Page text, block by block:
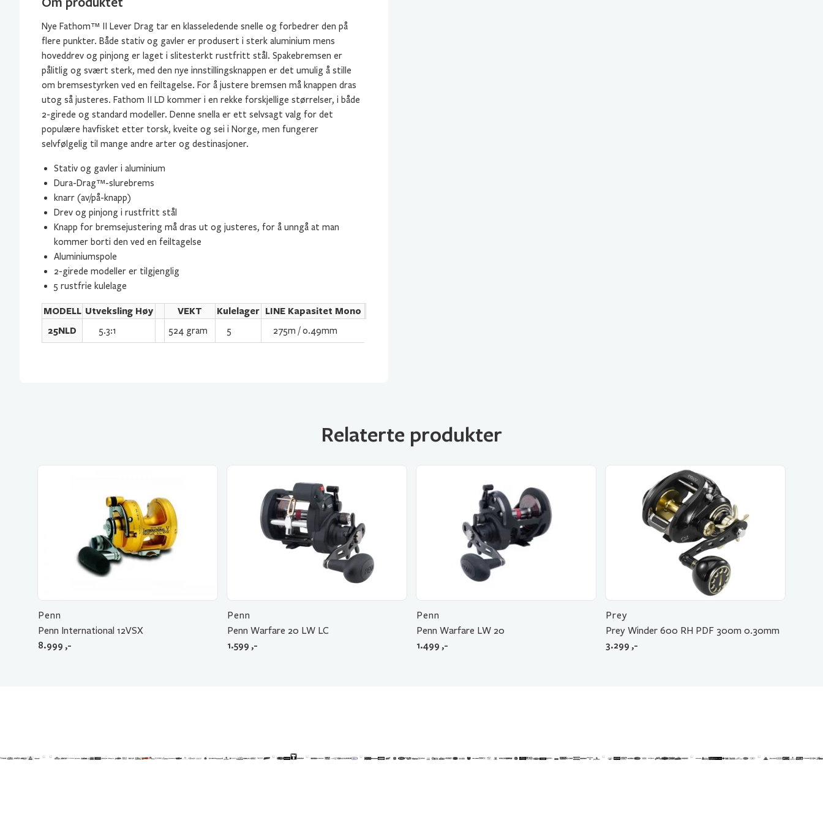
Nye Fathom™ II Lever Drag tar en klasseledende snelle og forbedrer den på
flere punkter. Både stativ og gavler er produsert i sterk aluminium mens
hoveddrev og pinjong er laget i slitesterkt rustfritt stål. Spakebremsen er
pålitlig og svært sterk, med den nye innstillingsknappen er det umulig å stille
om bremsestyrken ved en feiltagelse. For å justere bremsen må knappen dras
utog så justeres. Fathom II LD kommer i en rekke forskjellige størrelser, i både
2-girede og standard modeller. Denne snella er ett selvsagt valg for det
populære havfisket etter torsk, kveite og sei i Norge, men fungerer
selvfølgelig til mange andre arter og destinasjoner.
Stativ og gavler i aluminium
Dura-Drag™-slurebrems
knarr (av/på-knapp)
Drev og pinjong i rustfritt stål
Knapp for bremsejustering må dras ut og justeres, for å unngå at man
kommer borti den ved en feiltagelse
Aluminiumspole
2-girede modeller er tilgjenglig
5 rustfrie kulelage
MODELL Utveksling Høy VEKT Kulelager LINE Kapasitet Mono
25NLD
5.3:1 524 gram 5 275m / 0.49mm
Relaterte produkter
Penn
Penn International 12VSX
8.999 ,-
Penn
Penn Warfare 20 LW LC
1.599 ,-
Penn
Penn Warfare LW 20
1.499 ,-
Prey
Prey Winder 600 RH PDF 300m 0.30mm
3.299 ,-